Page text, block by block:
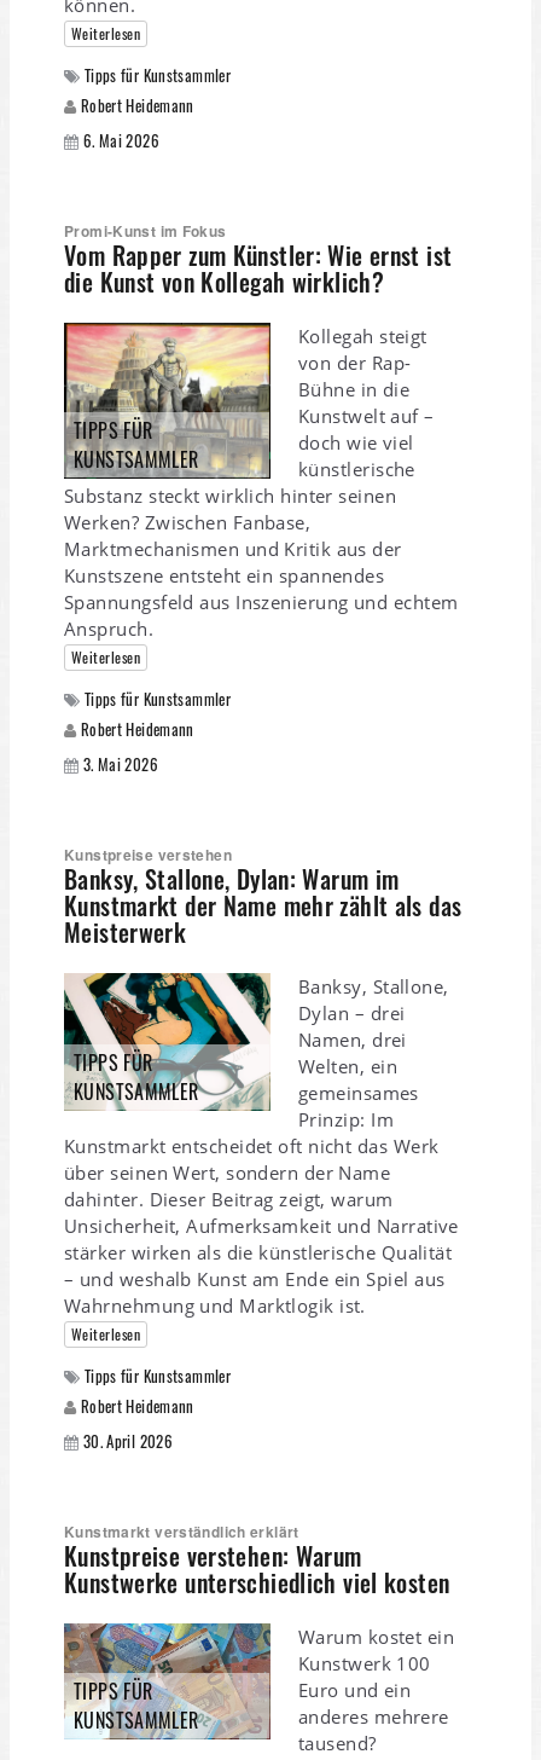
können.
Weiterlesen
Tipps für Kunstsammler
Robert Heidemann
6. Mai 2026
Promi-Kunst im Fokus
Vom Rapper zum Künstler: Wie ernst ist
die Kunst von Kollegah wirklich?
TIPPS FÜR
KUNSTSAMMLER
Kollegah steigt
von der Rap-
Bühne in die
Kunstwelt auf –
doch wie viel
künstlerische
Substanz steckt wirklich hinter seinen
Werken? Zwischen Fanbase,
Marktmechanismen und Kritik aus der
Kunstszene entsteht ein spannendes
Spannungsfeld aus Inszenierung und echtem
Anspruch.
Weiterlesen
Tipps für Kunstsammler
Robert Heidemann
3. Mai 2026
Kunstpreise verstehen
Banksy, Stallone, Dylan: Warum im
Kunstmarkt der Name mehr zählt als das
Meisterwerk
TIPPS FÜR
KUNSTSAMMLER
Banksy, Stallone,
Dylan – drei
Namen, drei
Welten, ein
gemeinsames
Prinzip: Im
Kunstmarkt entscheidet oft nicht das Werk
über seinen Wert, sondern der Name
dahinter. Dieser Beitrag zeigt, warum
Unsicherheit, Aufmerksamkeit und Narrative
stärker wirken als die künstlerische Qualität
– und weshalb Kunst am Ende ein Spiel aus
Wahrnehmung und Marktlogik ist.
Weiterlesen
Tipps für Kunstsammler
Robert Heidemann
30. April 2026
Kunstmarkt verständlich erklärt
Kunstpreise verstehen: Warum
Kunstwerke unterschiedlich viel kosten
TIPPS FÜR
KUNSTSAMMLER
Warum kostet ein
Kunstwerk 100
Euro und ein
anderes mehrere
tausend?